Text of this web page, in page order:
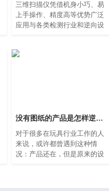
三维扫描仪凭借机身小巧、易
上手操作、精度高等优势广泛
应用与各类检测行业和逆向设
三维扫描仪两类，其中工业拍
没有图纸的产品是怎样逆向设计服务的？广州海珠区
对于很多在玩具行业工作的人
来说，或许都曾遇到这种情
况：产品还在，但是原来的设